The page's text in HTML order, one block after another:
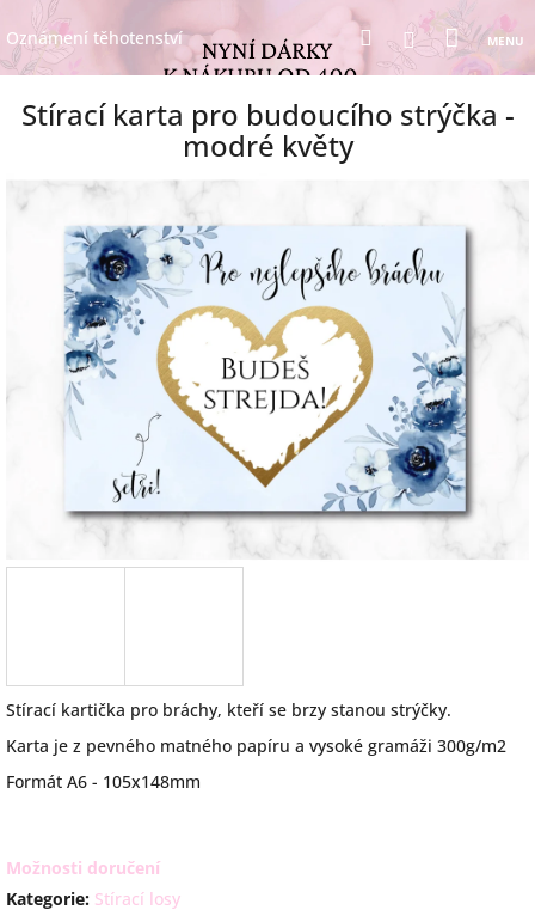
Přejít
na
obsah
Oznámení těhotenství HledatPřihlášení
košík
Stírací karta pro budoucího strýčka -
modré květy
Stírací kartička pro bráchy, kteří se brzy stanou strýčky.
Karta je z pevného matného papíru a vysoké gramáži 300g/m2
Formát A6 - 105x148mm
Možnosti doručení
Kategorie: Stírací losy